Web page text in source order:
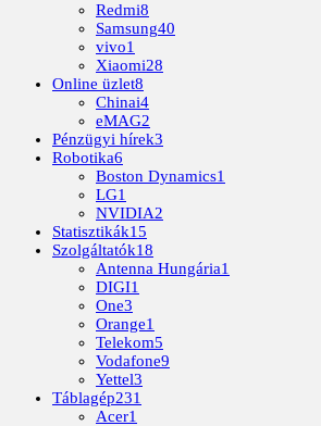
Redmi8
Samsung40
vivo1
Xiaomi28
Online üzlet8
Chinai4
eMAG2
Pénzügyi hírek3
Robotika6
Boston Dynamics1
LG1
NVIDIA2
Statisztikák15
Szolgáltatók18
Antenna Hungária1
DIGI1
One3
Orange1
Telekom5
Vodafone9
Yettel3
Táblagép231
Acer1